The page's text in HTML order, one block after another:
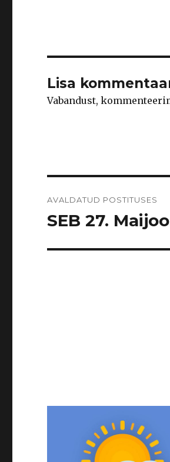
Lisa
Vabandust,
AVALDATUD POSTITUSES
SEB 27.